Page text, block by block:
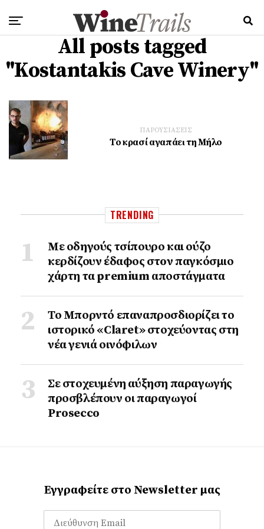
All posts tagged
"Kostantakis Cave Winery"
ΠΑΡΟΥΣΙΑΣΕΙΣ
Το κρασί αγαπάει τη Μήλο
TRENDING
Με οδηγούς τσίπουρο και ούζο
κερδίζουν έδαφος στoν παγκόσμιο
χάρτη τα premium αποστάγματα
Το Μπορντό επαναπροσδιορίζει το
ιστορικό «Claret» στοχεύοντας στη
νέα γενιά οινόφιλων
Σε στοχευμένη αύξηση παραγωγής
προσβλέπουν οι παραγωγοί
Prosecco
Εγγραφείτε στο Newsletter μας